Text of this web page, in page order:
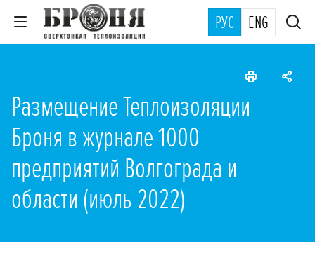
РУС ENG
Размещение Теплоизоляции
Броня в журнале 1000
предприятий Волгограда и
области (июль 2022)